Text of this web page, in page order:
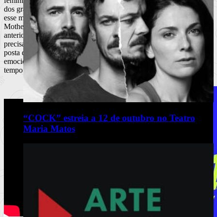
“COCK” estreia a 12 de outubro no Teatro
Maria Matos
dos grandes temas de “Tell Me How You Really Feel”. Juntar-se-á a
esse manifesto, já não tanto de inspiração feminista, «I’m not Your
Mother» o tema em que Barnett perde a paciência de vez, apesar de
anteriormente ter pedido desculpa pela falta de paciência e de
precisar de um tempo para si. É uma enorme e poderosa canção
posta dentro de uma faixa curta e explosiva como uma real explosão
emocional, é de facto o tema mais curto do álbum mas ao mesmo
tempo um dos que mais o sustentam.